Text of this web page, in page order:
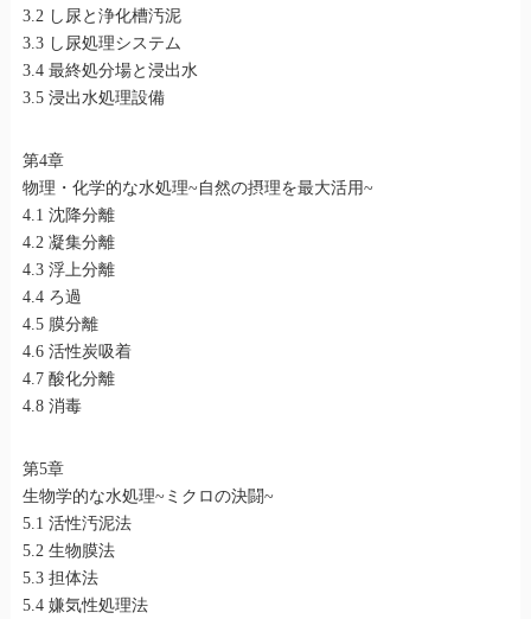
3.2 し尿と浄化槽汚泥
3.3 し尿処理システム
3.4 最終処分場と浸出水
3.5 浸出水処理設備
第4章
物理・化学的な水処理~自然の摂理を最大活用~
4.1 沈降分離
4.2 凝集分離
4.3 浮上分離
4.4 ろ過
4.5 膜分離
4.6 活性炭吸着
4.7 酸化分離
4.8 消毒
第5章
生物学的な水処理~ミクロの決闘~
5.1 活性汚泥法
5.2 生物膜法
5.3 担体法
5.4 嫌気性処理法